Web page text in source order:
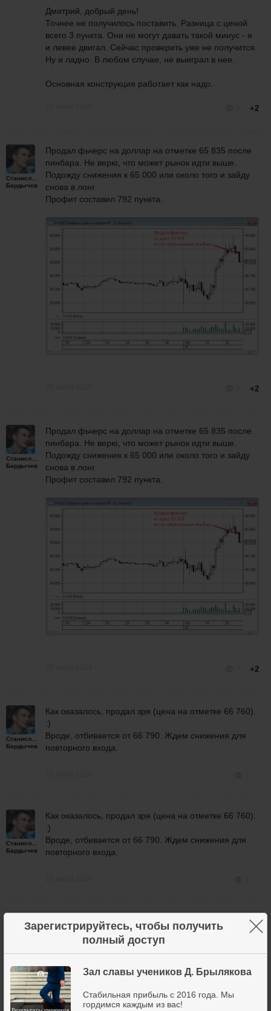
Зарегистрируйтесь, чтобы получить
полный доступ
Зал славы учеников Д. Брылякова
Стабильная прибыль с 2016 года. Мы
гордимся каждым из вас!
×
Дмитрий, добрый день!
Точнее не получилось поставить. Разница с ценой
всего 3 пункта. Они не могут давать такой минус - я
и левее двигал. Сейчас проверить уже не получится.
Ну и ладно. В любом случае, не выиграл в нее.
Основная конструкция работает как надо.
+2
Станислав
Бардычев
Продал фьчерс на доллар на отметке 65 835 после
пинбара. Не верю, что может рынок идти выше.
Подожду снижения к 65 000 или около того и зайду
снова в лонг.
Профит составил 792 пункта.
+2
Станислав
Бардычев
Продал фьчерс на доллар на отметке 65 835 после
пинбара. Не верю, что может рынок идти выше.
Подожду снижения к 65 000 или около того и зайду
снова в лонг.
Профит составил 792 пункта.
+2
Станислав
Бардычев
Как оказалось, продал зря (цена на отметке 66 760).
:)
Вроде, отбивается от 66 790. Ждем снижения для
повторного входа.
Станислав
Бардычев
Как оказалось, продал зря (цена на отметке 66 760).
:)
Вроде, отбивается от 66 790. Ждем снижения для
повторного входа.
Брыляков
у рынка свои мысли по этому поводу) я еще бакс
держу.
26 июля 2016